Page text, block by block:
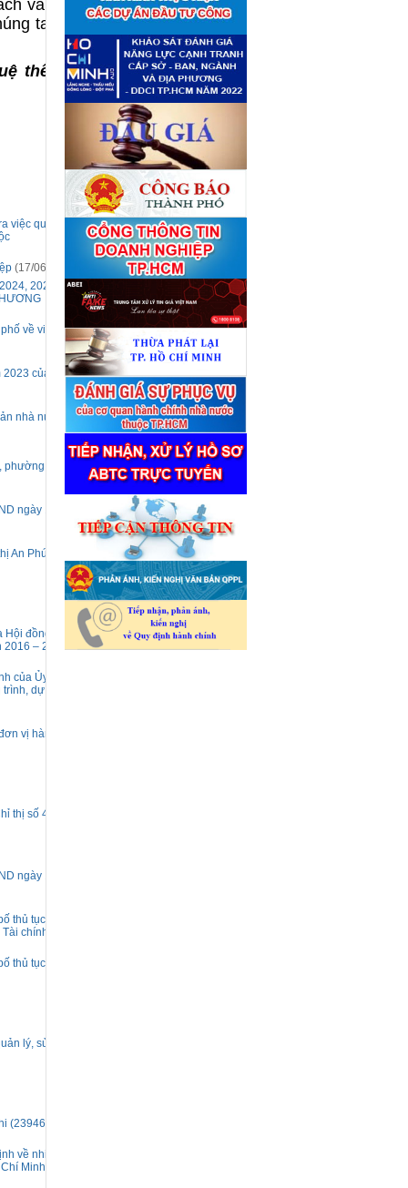
và công
ta cảm
thế giới
việc quản lý,
(17/06/2025)
2025 VÀ
về việc công
2023 của Hội
nhà nước
An Phú,
ngày 19
An Phú – An
đồng nhân
2016 – 2020
của Ủy ban
dự án,
vị hành
thị số 47/CT-
ngày 19
thủ tục hành
chính
thủ tục hành
lý, sử dụng
(23946) (lần 2)
về nhiệm vụ,
Minh.
định giá tài sản (04/08)
■ Quyết định số 4489/QĐ-
UBND ngày 21 tháng 7 năm
2026 của Ủy ban nhân dân
Thành phố về việc công bố
danh mục thủ tục hành chính
bị bãi bỏ lĩnh vực Công nghệ
thông tin thuộc phạm vi chức
năng quản lý của Sở Tài
chính (27/07)
Quyết định số 4477/QĐ-
UBND ngày 20 tháng 7 năm
2026 của Ủy ban nhân dân
Thành phố về việc công bố
danh mục thủ tục hành chính
nội bộ mới ban hành lĩnh vực
Công nghệ thông tin thuộc
phạm vi chức năng quản lý
của Sở Tài chính (27/07)
Thuê đơn vị tư vấn thẩm định
giá số C45701 (lần 2)
(27/07)
Thuê đơn vị tư vấn thẩm định
giá số 38965 (27/07)